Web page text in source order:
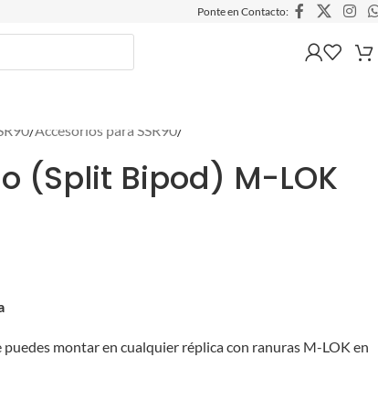
Ponte en Contacto:
/Accesorios para SSR90/
(Split Bipod) M-LOK
montar en cualquier réplica con ranuras M-LOK en